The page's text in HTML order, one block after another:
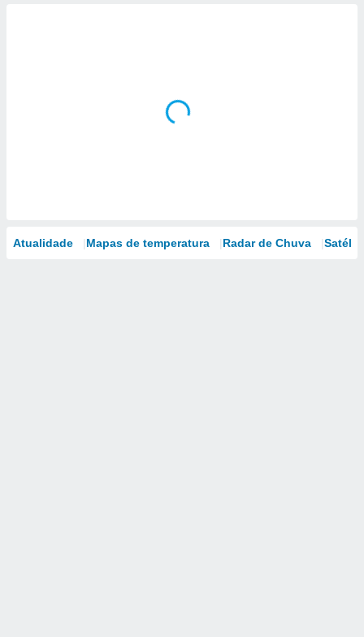
Atualidade Mapas de temperatura Radar de Chuva